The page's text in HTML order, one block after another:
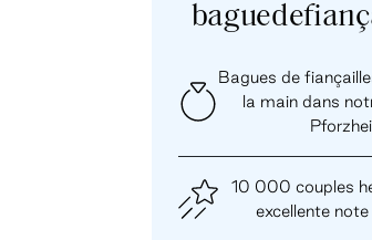
Bagues de
la main dans
10 000 couples
excellente